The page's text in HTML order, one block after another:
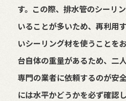
す。この際、排水管のシーリ
いることが多いため、再利用
いシーリング材を使うことを
台自体の重量があるため、二
専門の業者に依頼するのが安
には水平かどうかを必ず確認